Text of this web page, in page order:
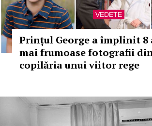
VEDETE
Prințul George a împlinit 8
mai frumoase fotografii
copilăria unui viitor rege